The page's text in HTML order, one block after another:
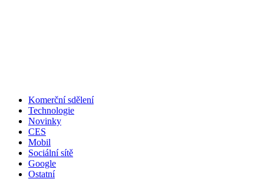
Komerční sdělení
Technologie
Novinky
CES
Mobil
Sociální sítě
Google
Ostatní